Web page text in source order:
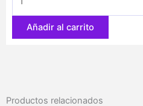
Ice
u.
cantidad
Añadir al carrito
Productos relacionados